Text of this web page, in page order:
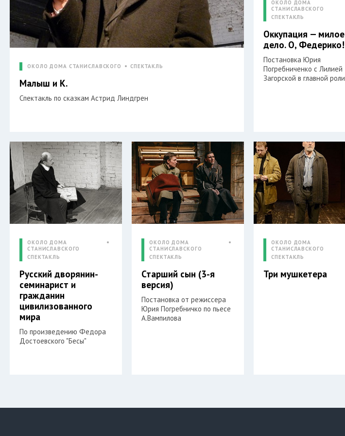
ОКОЛО ДОМА СТАНИСЛАВСКОГО СПЕКТАКЛЬ
Малыш и К.
Спектакль по сказкам Астрид Линдгрен
ОКОЛО ДОМА
СТАНИСЛАВСКОГО
СПЕКТАКЛЬ
Оккупация — милое
дело. О, Федерико!
Постановка Юрия
Погребниченко с Лилией
Загорской в главной роли
ОКОЛО ДОМА
СТАНИСЛАВСКОГО
СПЕКТАКЛЬ
Русский дворянин-
семинарист и
гражданин
цивилизованного
мира
По произведению Федора
Достоевского "Бесы"
ОКОЛО ДОМА
СТАНИСЛАВСКОГО
СПЕКТАКЛЬ
Старший сын (3-я
версия)
Постановка от режиссера
Юрия Погребничко по пьесе
А.Вампилова
ОКОЛО ДОМА
СТАНИСЛАВСКОГО
СПЕКТАКЛЬ
Три мушкетера